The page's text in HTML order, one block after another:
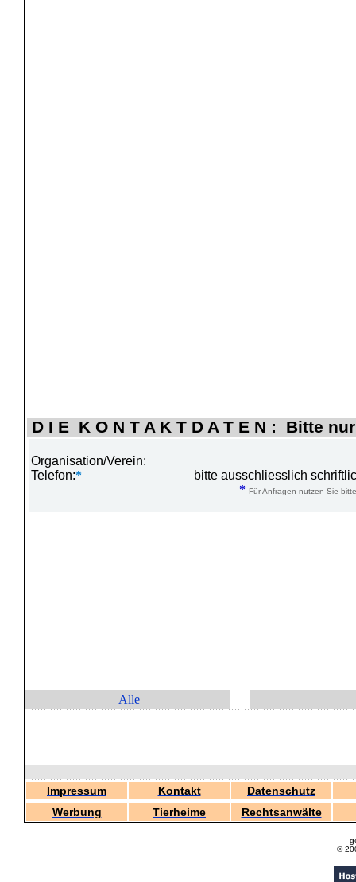
D I E K O N T A K T D A T E N : Bitte
Organisation/Verein:
Telefon:*
bitte ausschliesslich
* Für Anfragen nutzen Sie
Alle
Impressum Kontakt
Datenschutz
Werbung
Tierheime Rechtsanwälte
©